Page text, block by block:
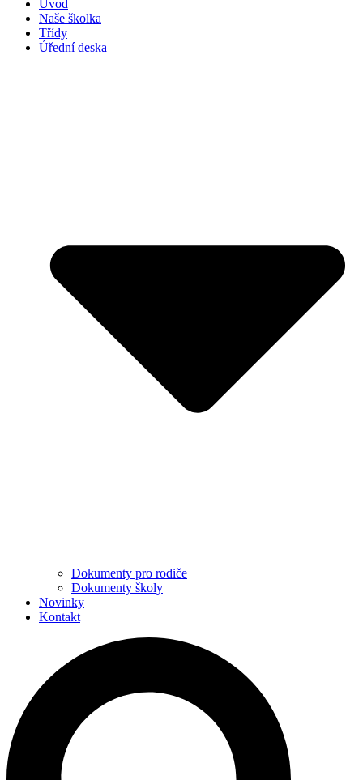
Úvod
Naše školka
Třídy
Úřední deska
Dokumenty pro rodiče
Dokumenty školy
Novinky
Kontakt